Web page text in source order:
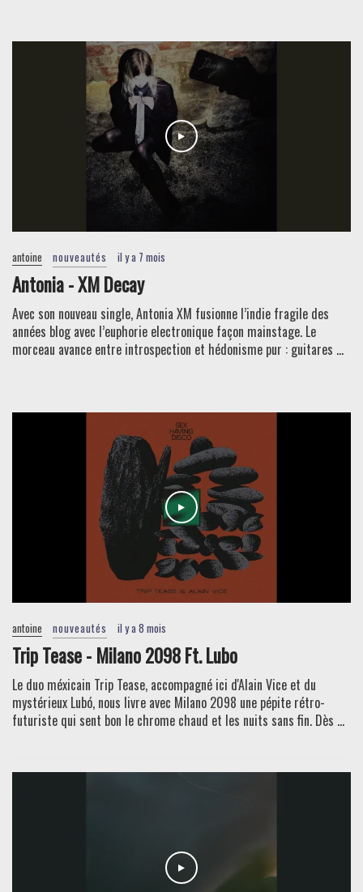
antoine nouveautés il y a 7 mois
Antonia - XM Decay
Avec son nouveau single, Antonia XM fusionne l’indie fragile des
années blog avec l’euphorie electronique façon mainstage. Le
morceau avance entre introspection et hédonisme pur : guitares ...
antoine nouveautés il y a 8 mois
Trip Tease - Milano 2098 Ft. Lubo
Le duo méxicain Trip Tease, accompagné ici d'Alain Vice et du
mystérieux Lubó, nous livre avec Milano 2098 une pépite rétro-
futuriste qui sent bon le chrome chaud et les nuits sans fin. Dès ...